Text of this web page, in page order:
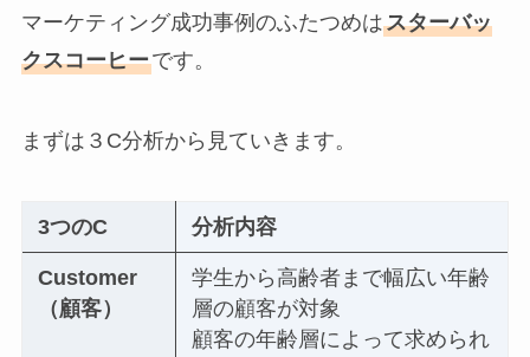
マーケティング成功事例のふたつめはスターバッ
クスコーヒーです。
まずは３C分析から見ていきます。
3つのC 分析内容
Customer
（顧客）
学生から高齢者まで幅広い年齢
層の顧客が対象
顧客の年齢層によって求められ